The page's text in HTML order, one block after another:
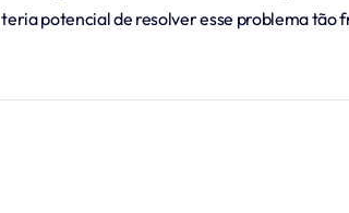
potencial de resolver esse problema